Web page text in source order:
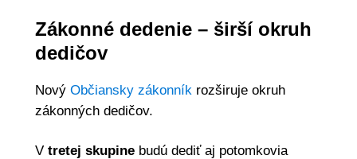
Zákonné dedenie – širší okruh
dedičov
Nový Občiansky zákonník rozširuje okruh
zákonných dedičov.
V tretej skupinebudú dediť aj potomkovia